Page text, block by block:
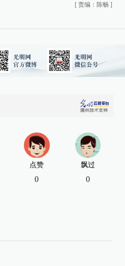
[ 责编：陈畅 ]
点赞
0
飘过
0